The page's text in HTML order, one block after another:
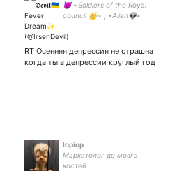
😈 ~Soldiers of the Royal
council 👑~ , •Alien👽•
RT Осенняя депрессия не страшна
когда ты в депрессии круглый год
Iopiop
Маркетолог до мозга
костей